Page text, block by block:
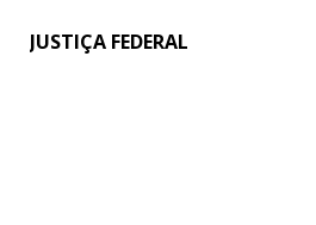
JUSTIÇA FEDERAL